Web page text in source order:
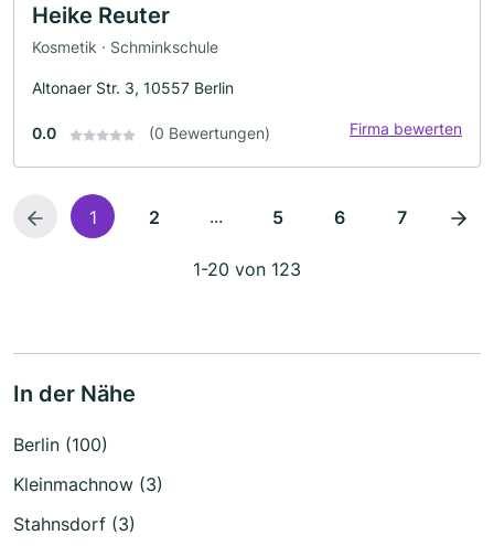
Heike Reuter
Kosmetik · Schminkschule
Altonaer Str. 3, 10557 Berlin
0.0 (0 Bewertungen) Firma bewerten
1 2 ... 5 6 7
1-20 von 123
In der Nähe
Berlin (100)
Kleinmachnow (3)
Stahnsdorf (3)